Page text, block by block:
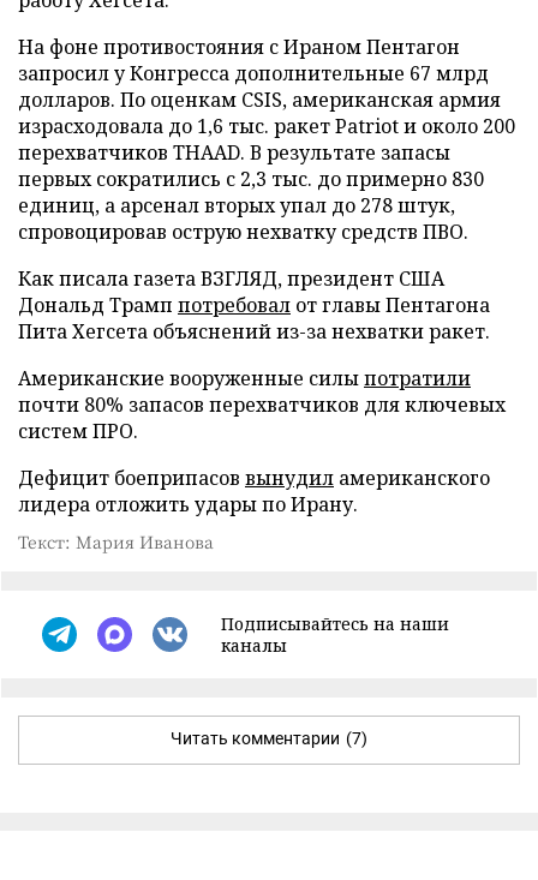
На фоне противостояния с Ираном Пентагон
запросил у Конгресса дополнительные 67 млрд
долларов. По оценкам CSIS, американская армия
израсходовала до 1,6 тыс. ракет Patriot и около 200
перехватчиков THAAD. В результате запасы
первых сократились с 2,3 тыс. до примерно 830
единиц, а арсенал вторых упал до 278 штук,
спровоцировав острую нехватку средств ПВО.
Как писала газета ВЗГЛЯД, президент США
Дональд Трамп потребовал от главы Пентагона
Пита Хегсета объяснений из-за нехватки ракет.
Американские вооруженные силыпотратили
почти 80% запасов перехватчиков для ключевых
систем ПРО.
Дефицит боеприпасов вынудил американского
лидера отложить удары по Ирану.
Текст: Мария Иванова
Подписывайтесь на наши
каналы
Читать комментарии (7)